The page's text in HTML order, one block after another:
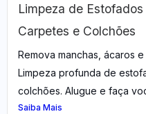
Limpeza de
Carpetes e Colchões
Remova manchas, ácaros
Limpeza profunda de
colchões. Alugue e faça
Saiba Mais